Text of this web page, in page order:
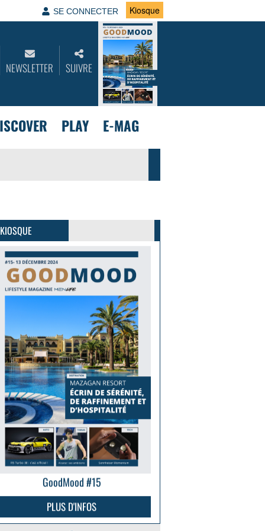
SE CONNECTER Kiosque
NEWSLETTER SUIVRE
PLAY E-MAG
PLUS D'INFOS
GoodMood #15
PLUS D'INFOS